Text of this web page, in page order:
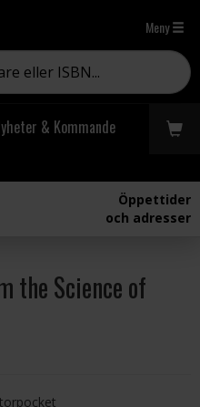
Meny
& Kommande
Öppettider
och adresser
the Science of